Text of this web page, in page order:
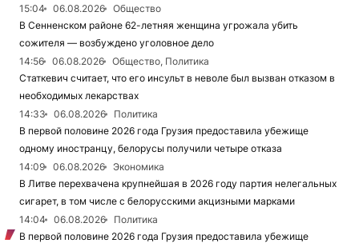
15:04
06.08.2026
Общество
В Сенненском районе 62-летняя женщина угрожала убить
сожителя — возбуждено уголовное дело
14:56
06.08.2026
Общество, Политика
Статкевич считает, что его инсульт в неволе был вызван отказом в
необходимых лекарствах
14:33
06.08.2026
Политика
В первой половине 2026 года Грузия предоставила убежище
одному иностранцу, белорусы получили четыре отказа
14:09
06.08.2026
Экономика
В Литве перехвачена крупнейшая в 2026 году партия нелегальных
сигарет, в том числе с белорусскими акцизными марками
14:04
06.08.2026
Политика
В первой половине 2026 года Грузия предоставила убежище